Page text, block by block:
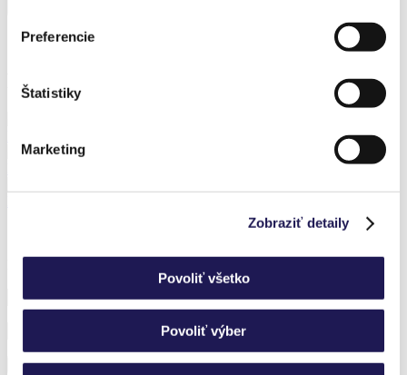
Preferencie
Štatistiky
Marketing
Zobraziť detaily
Povoliť všetko
Povoliť výber
Predchádzajúce realizácie
PANOLEX | Hliníková pergola | Polykarbonát / Pardubice